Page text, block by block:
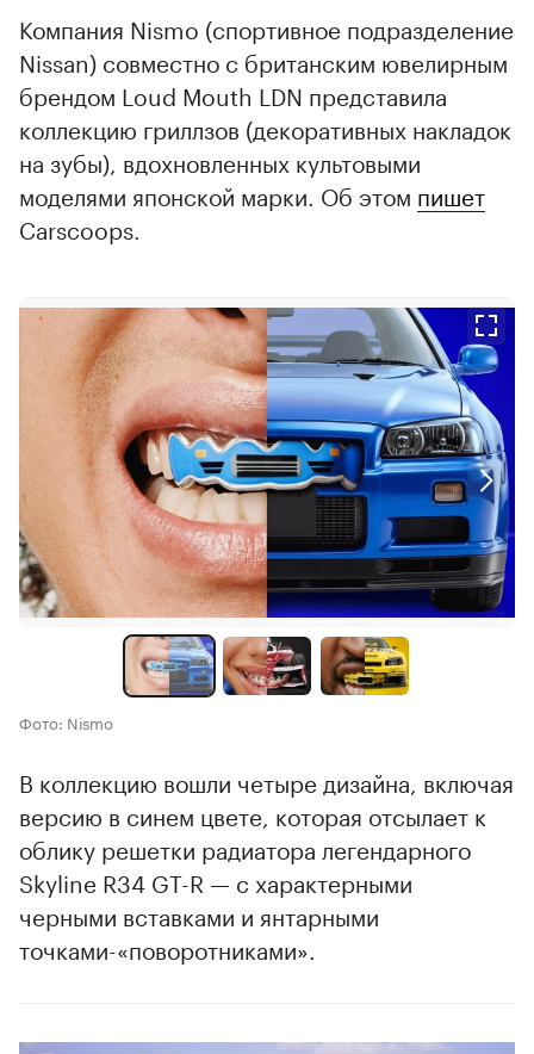
Компания Nismo (спортивное подразделение
Nissan) совместно с британским ювелирным
брендом Loud Mouth LDN представила
коллекцию гриллзов (декоративных накладок
на зубы), вдохновленных культовыми
моделями японской марки. Об этом пишет
Carscoops.
Фото: Nismo
В коллекцию вошли четыре дизайна, включая
версию в синем цвете, которая отсылает к
облику решетки радиатора легендарного
Skyline R34 GT-R — с характерными
черными вставками и янтарными
точками-«поворотниками».